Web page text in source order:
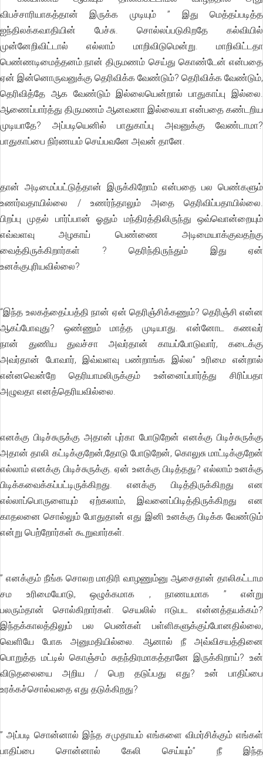
விபச்சாரியாகத்தான் இருக்க முடியும் ” இது மெத்தப்படித்த
ஐந்திலக்கவாதியின் பேச்சு. சொல்லப்படுகிறதே கல்வியில்
முன்னேறிவிட்டால் எல்லாம் மாறிவிடுமென்று. மாறிவிட்டதா
பெண்ணடிமைத்தனம்.நான் திருமணம் செய்து கொண்டேன் என்பதை
ஏன் இன்னொருவனுக்கு தெரிவிக்க வேண்டும்? தெரிவிக்க வேண்டும்,
தெரிவித்தே ஆக வேண்டும் இல்லையென்றால் பாதுகாப்பு இல்லை.
ஆணைப்பார்த்து திருமணம் ஆனவனா இல்லையா என்பதை கண்டறிய
முடியாதே? அப்படியெனில் பாதுகாப்பு அவனுக்கு வேண்டாமா?
பாதுகாப்பை நிர்ணயம் செய்பவனே அவன் தானே.
தான் அடிமைப்பட்டுத்தான் இருக்கிறோம் என்பதை பல பெண்களும்
உணர்வதாயில்லை / உணர்ந்தாலும் அதை தெரிவிப்பதாயில்லை.
பிறப்பு முதல் பார்ப்பான் ஓதும் மந்திரத்திலிருந்து ஒவ்வொன்றையும்
எவ்வளவு அழகாய் பெண்ணை அடிமையாக்குவதற்கு
வைத்திருக்கிறார்கள் ? தெரிந்திருந்தும் இது ஏன்
உனக்குபுரியவில்லை?
“இந்த உலகத்தைப்பத்தி நான் ஏன் தெரிஞ்சிக்கணும்? தெரிஞ்சி என்ன
ஆகப்போவுது? ஒண்ணும் மாத்த முடியாது. என்னோட கணவர்
நான் துணிய துவச்சா அவர்தான் காயப்போடுவார், கடைக்கு
அவர்தான் போவார், இவ்வளவு பண்றாங்க இல்ல” உரிமை என்றால்
என்னவென்றே தெரியாமலிருக்கும் உன்னைப்பார்த்து சிரிப்பதா
அழுவதா எனத்தெரியவில்லை.
எனக்கு பிடிச்சுருக்கு அதான் புர்கா போடுறேன் எனக்கு பிடிச்சுருக்கு
அதான் தாலி கட்டிக்குறேன்,தோடு போடுறேன், கொலுசு மாட்டிக்குறேன்
எல்லாம் எனக்கு பிடிச்சுருக்கு. ஏன் உனக்கு பிடித்தது? எல்லாம் உனக்கு
பிடிக்கவைக்கப்பட்டிருக்கிறது. எனக்கு பிடித்திருக்கிறது என
எல்லாப்பொருளையும் ஏற்கலாம், இவனைப்பிடித்திருக்கிறது என
காதலனை சொல்லும் போதுதான் எது இனி உனக்கு பிடிக்க வேண்டும்
என்று பெற்றோர்கள் கூறுவார்கள்.
” எனக்கும் நீங்க சொலற மாதிரி வாழணும்னு ஆசைதான் தாலிகட்டாம
சம உரிமையோடு, ஒழுக்கமாக , நாணயமாக ” என்று
பலரும்தான் சொல்கிறார்கள். செயலில் ஈடுபட என்னத்தயக்கம்?
இந்தக்காலத்திலும் பல பெண்கள் பள்ளிகளுக்குப்போனதில்லை,
வெளியே போக அனுமதியில்லை. ஆனால் நீ அவ்விசயத்தினை
பொறுத்த மட்டில் கொஞ்சம் சுதந்திரமாகத்தானே இருக்கிறாய்? உன்
விடுதலையை அறிய / பெற தடுப்பது எது? உன் பாதிப்பை
உரக்கச்சொல்வதை எது தடுக்கிறது?
” அப்படி சொன்னால் இந்த சமுதாயம் எங்களை விமர்சிக்கும் எங்கள்
பாதிப்பை சொன்னால் கேலி செய்யும்” நீ இந்த